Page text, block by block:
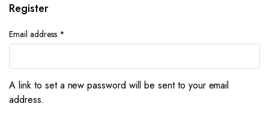
Register
Email address *
A link to set a new password will be sent to your email
address.